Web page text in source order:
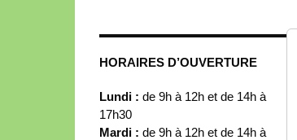
HORAIRES D’OUVERTURE
Lundi : de 9h à 12h et de 14h à
17h30
Mardi : de 9h à 12h et de 14h à